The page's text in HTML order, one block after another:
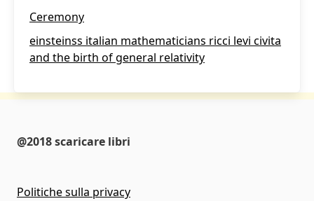
Ceremony
einsteinss italian mathematicians ricci levi civita
and the birth of general relativity
@2018 scaricare libri
Politiche sulla privacy